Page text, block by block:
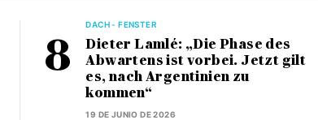
DACH - FENSTER
Dieter Lamlé: „Die Phase des
Abwartens ist vorbei. Jetzt gilt
es, nach Argentinien zu
kommen“
19 DE JUNIO DE 2026